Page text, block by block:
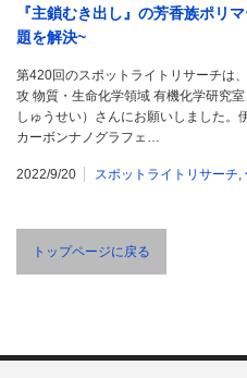
『主鎖むき出し』の芳香族ポリ
題を解決~
第420回のスポットライトリサーチは
攻 物質・生命化学領域 有機化学研究
しゅうせい）さんにお願いしました。
カーボンナノグラフェ…
2022/9/20 スポットライトリサーチ,
トップページに戻る